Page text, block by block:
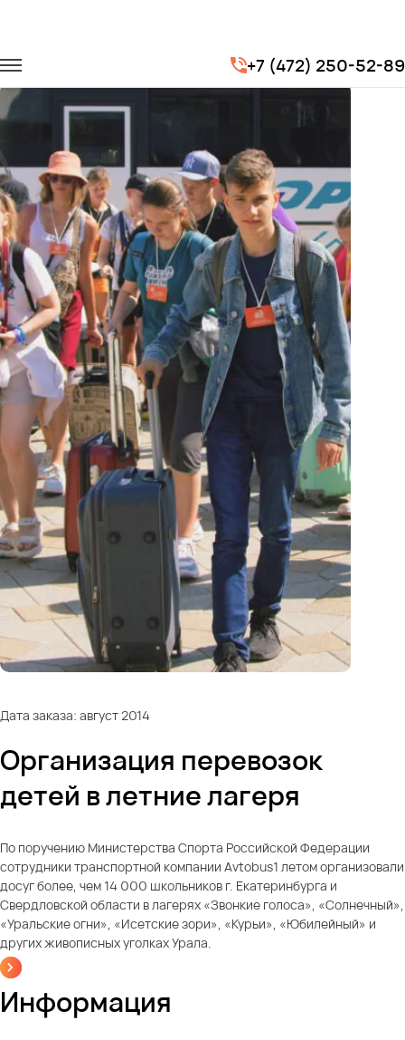
+7 (472) 250-52-89
Транспорт для госучреждений
Организация перевозок детей в летние лагеря
Дата заказа: август 2014
Организация перевозок
детей в летние лагеря
По поручению Министерства Спорта Российской Федерации
сотрудники транспортной компании Avtobus1 летом организовали
досуг более, чем 14 000 школьников г. Екатеринбурга и
Свердловской области в лагерях «Звонкие голоса», «Солнечный»,
«Уральские огни», «Исетские зори», «Курьи», «Юбилейный» и
других живописных уголках Урала.
Информация